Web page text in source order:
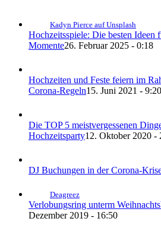
Kadyn Pierce auf Unsplash
Hochzeitsspiele: Die besten Ideen
Momente26. Februar 2025 - 0:18
Hochzeiten und Feste feiern im
Corona-Regeln15. Juni 2021 - 9:20
Die TOP 5 meistvergessenen
Hochzeitsparty12. Oktober 2020 -
DJ Buchungen in der Corona-
Deagreez
Verlobungsring unterm
Dezember 2019 - 16:50